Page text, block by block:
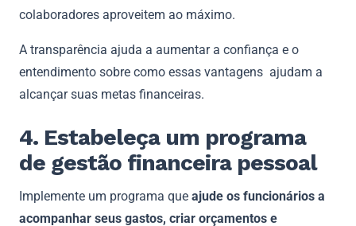
colaboradores aproveitem ao máximo.
A transparência ajuda a aumentar a confiança e o
entendimento sobre como essas vantagens ajudam a
alcançar suas metas financeiras.
4. Estabeleça um programa
de gestão financeira pessoal
Implemente um programa que ajude os funcionários a
acompanhar seus gastos, criar orçamentos e